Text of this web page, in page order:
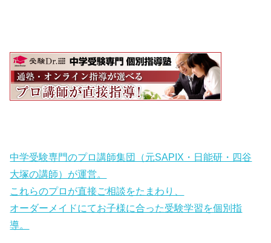
中学受験専門のプロ講師集団（元SAPIX・日能研・四谷
大塚の講師）が運営。
これらのプロが直接ご相談をたまわり、
オーダーメイドにてお子様に合った受験学習を個別指
導。